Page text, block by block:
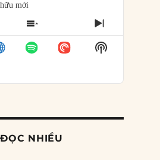
mới
Quốc phủ nhận cuộc gặp với
Nhật Bản?
bại: Các quỹ đầu tư mạo
SHOW
EPISODES
LIST
NEXT
EPISODE
Show
Podcast
NHIỀU